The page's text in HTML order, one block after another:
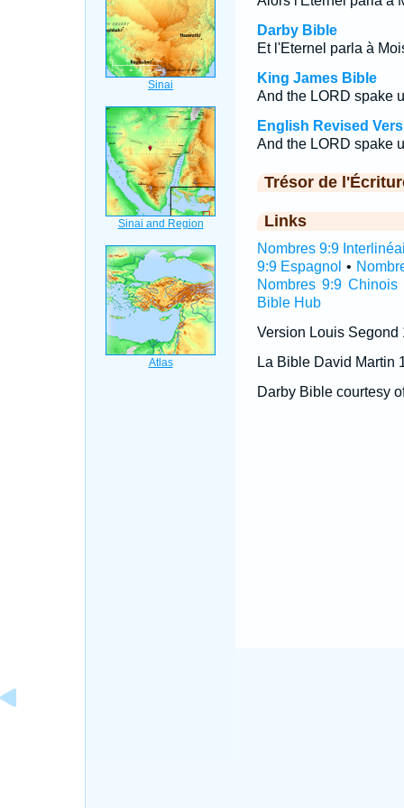
Darby Bible
Et l'Eternel parla à
King James Bible
And the LORD spake
English Revised
And the LORD spake
Trésor de
Links
Nombres 9:9
9:9 Espagnol •
Nombres 9:9 Chinois
Bible Hub
Version Louis Segond
La Bible David Martin
Darby Bible courtesy